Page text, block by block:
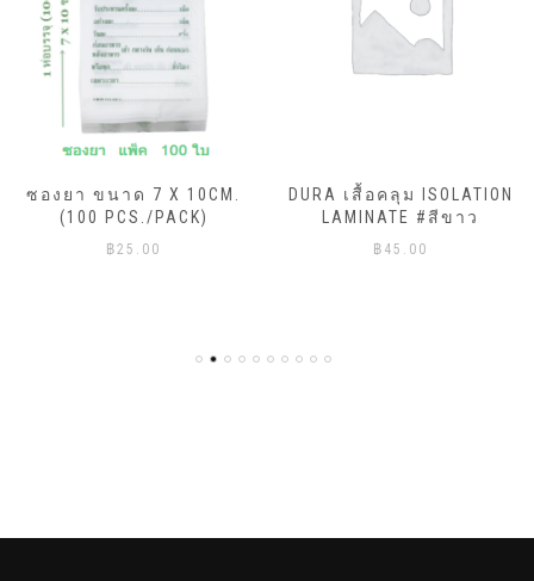
ซองยา ขนาด 7 X 10CM.
(100 PCS./PACK)
฿25.00
DURA เสื้อคลุม ISOLATION
LAMINATE #สีขาว
฿ 45.00